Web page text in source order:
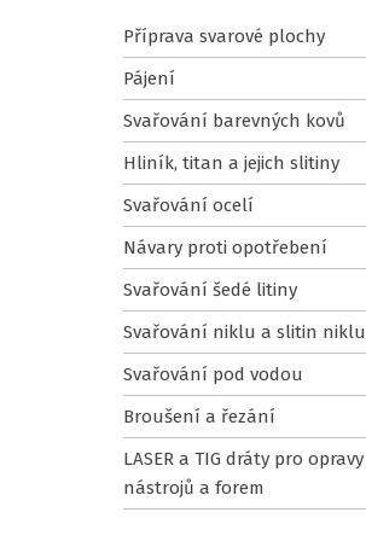
Příprava svarové plochy
Pájení
Svařování barevných kovů
Hliník, titan a jejich slitiny
Svařování ocelí
Návary proti opotřebení
Svařování šedé litiny
Svařování niklu a slitin niklu
Svařování pod vodou
Broušení a řezání
LASER a TIG dráty pro opravy
nástrojů a forem